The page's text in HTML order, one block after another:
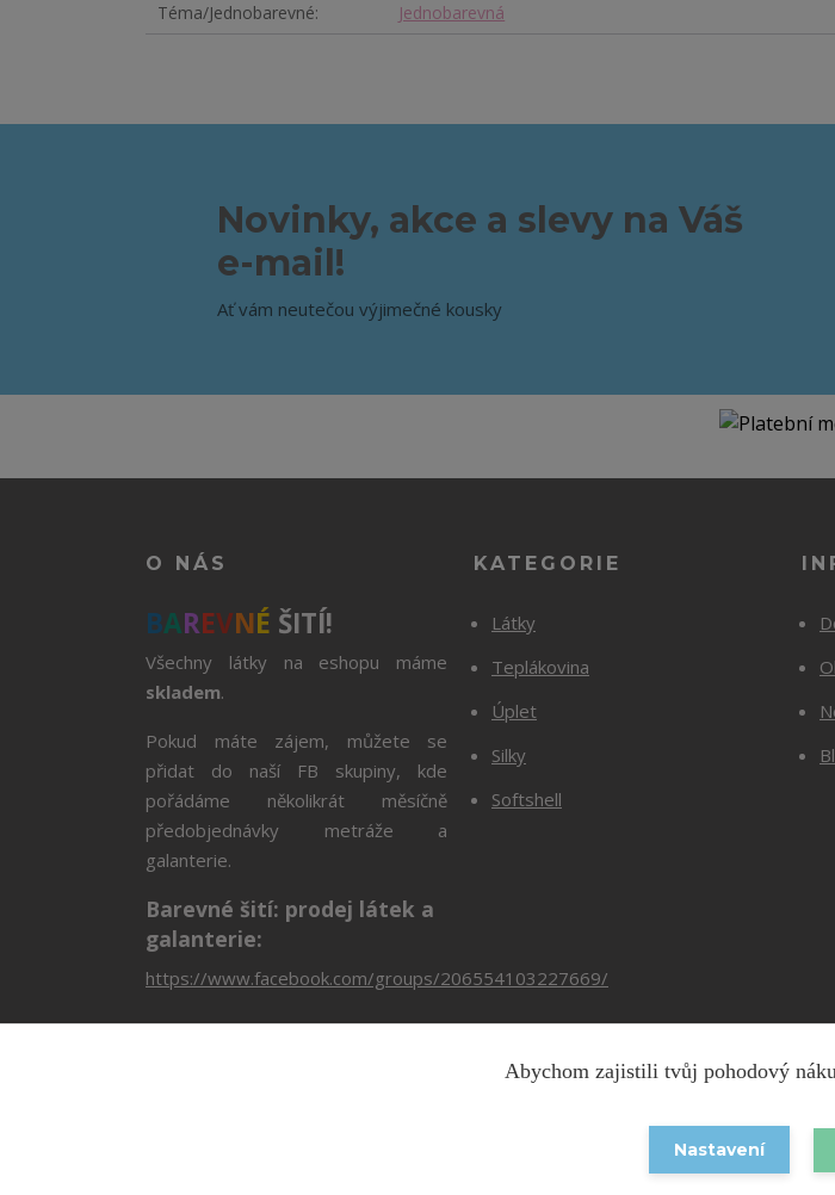
Téma/Jednobarevné
Jednobarevná
Novinky, akce a slevy na Váš
e-mail!
Ať vám neutečou výjimečné kousky
O NÁS
BAREVNÉ ŠITÍ!
Všechny látky na eshopu máme
skladem.
Pokud máte zájem, můžete se
přidat do naší FB skupiny, kde
pořádáme několikrát měsíčně
předobjednávky metráže a
galanterie.
Barevné šití: prodej látek a
galanterie:
https://www.facebook.com/groups/206554103227669/
KATEGORIE
Látky
Teplákovina
Úplet
Silky
Softshell
Copyright © 2026
Vytvořeno na
Abychom zajistili tvůj pohodový
Nastavení